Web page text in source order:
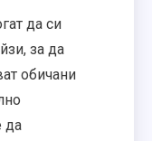
да си
за да
обичани
да